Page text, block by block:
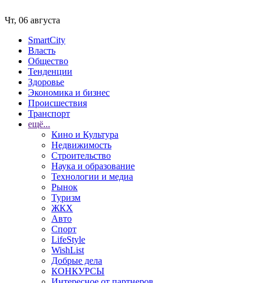
Чт, 06 августа
SmartCity
Власть
Общество
Тенденции
Здоровье
Экономика и бизнес
Происшествия
Транспорт
ещё...
Кино и Культура
Недвижимость
Строительство
Наука и образование
Технологии и медиа
Рынок
Туризм
ЖКХ
Авто
Спорт
LifeStyle
WishList
Добрые дела
КОНКУРСЫ